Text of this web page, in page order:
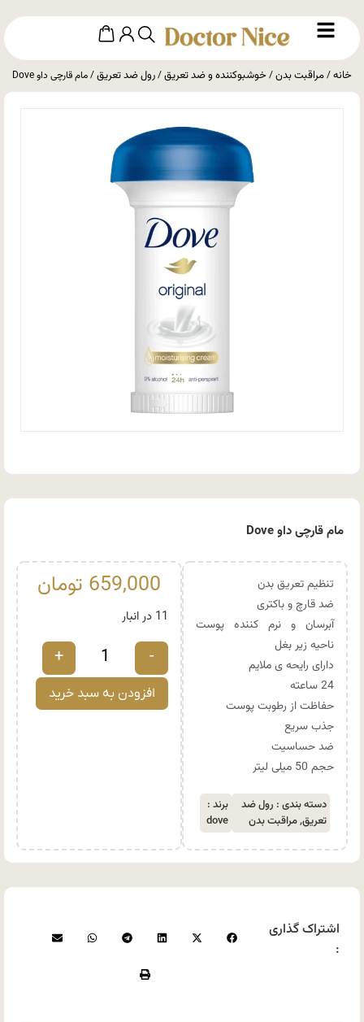
خانه/مراقبت بدن/ خوشبوکننده و ضد تعریق/رول ضد تعریق/ مام قارچی داو Dove
مام قارچی داو Dove
تنظیم تعریق بدن
ضد قارچ و باکتری
آبرسان و نرم کننده پوست
ناحیه زیر بغل
دارای رایحه ی ملایم
24 ساعته
حفاظت از رطوبت پوست
جذب سریع
ضد حساسیت
حجم 50 میلی لیتر
دسته بندی : رول ضد
تعریق,مراقبت بدن
برند :
dove
659,000 تومان
11 در انبار
-
+
افزودن به سبد خرید
اشتراک گذاری
: